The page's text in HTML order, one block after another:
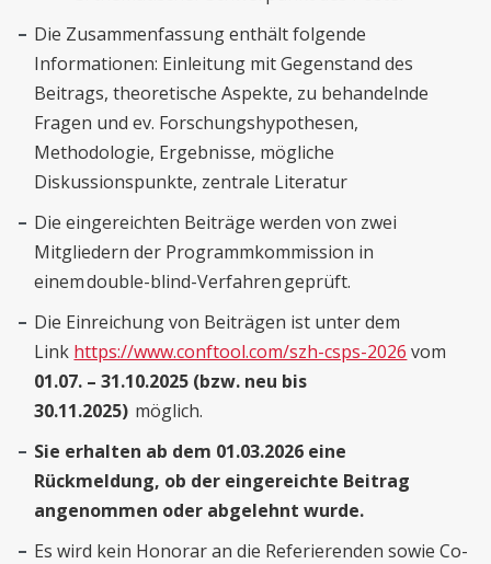
Die Zusammenfassung enthält folgende
Informationen: Einleitung mit Gegenstand des
Beitrags, theoretische Aspekte, zu behandelnde
Fragen und ev. Forschungshypothesen,
Methodologie, Ergebnisse, mögliche
Diskussionspunkte, zentrale Literatur
Die eingereichten Beiträge werden von zwei
Mitgliedern der Programmkommission in
einem double-blind-Verfahren geprüft.
Die Einreichung von Beiträgen ist unter dem
Link https://www.conftool.com/szh-csps-2026 vom
01.07. – 31.10.2025 (bzw. neu bis
30.11.2025) möglich.
Sie erhalten ab dem 01.03.2026 eine
Rückmeldung, ob der eingereichte Beitrag
angenommen oder abgelehnt wurde.
Es wird kein Honorar an die Referierenden sowie Co-